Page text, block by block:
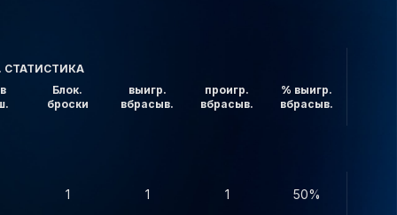
СТАТИСТИКА
Блок.
броски
выигр.
вбрасыв.
проигр.
вбрасыв.
% выигр.
вбрасыв.
1 1 1 50%